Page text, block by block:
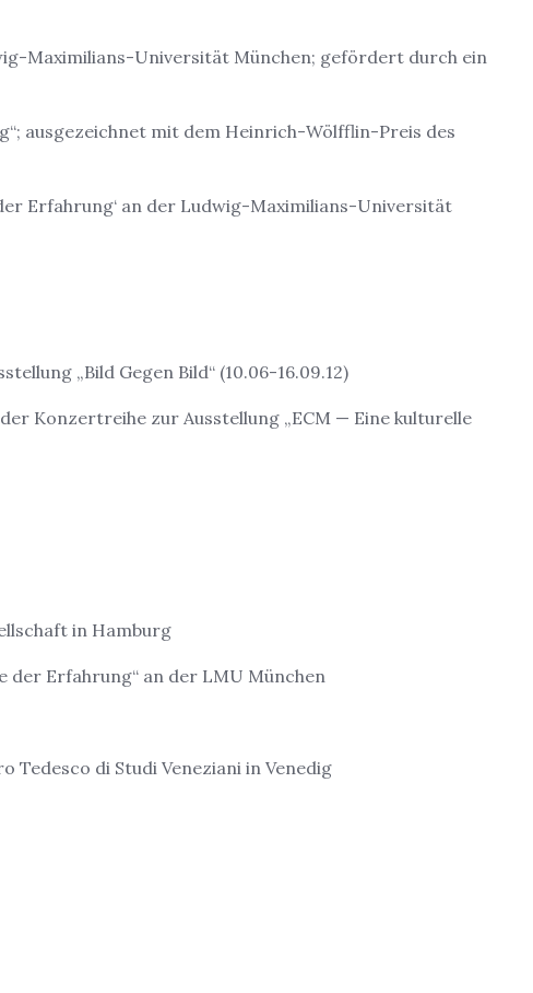
Maximilians-Universität München; gefördert durch ein
ausgezeichnet mit dem Heinrich-Wölfflin-Preis des
Erfahrung‘ an der Ludwig-Maximilians-Universität
„Bild Gegen Bild“ (10.06-16.09.12)
Konzertreihe zur Ausstellung „ECM — Eine kulturelle
in Hamburg
Erfahrung“ an der LMU München
Tedesco di Studi Veneziani in Venedig